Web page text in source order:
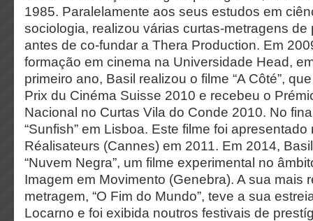
1985. Paralelamente aos seus estudos em
sociologia, realizou várias curtas-metragens de
antes de co-fundar a Thera Production. Em
formação em cinema na Universidade Head,
primeiro ano, Basil realizou o filme “A Côté”,
Prix du Cinéma Suisse 2010 e recebeu o
Nacional no Curtas Vila do Conde 2010. No
“Sunfish” em Lisboa. Este filme foi
Réalisateurs (Cannes) em 2011. Em 2014,
“Nuvem Negra”, um filme experimental no
Imagem em Movimento (Genebra). A sua mais
metragem, “O Fim do Mundo”, teve a sua
Locarno e foi exibida noutros festivais de